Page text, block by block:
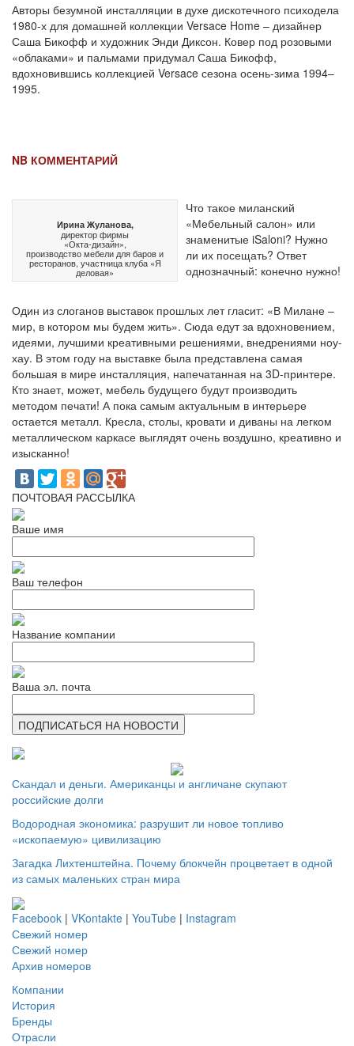
Авторы безумной инсталляции в духе дискотечного психодела
1980-х для домашней коллекции Versace Home – дизайнер
Саша Бикофф и художник Энди Диксон. Ковер под розовыми
«облаками» и пальмами придумал Саша Бикофф,
вдохновившись коллекцией Versace сезона осень-зима 1994–
1995.
NB КОММЕНТАРИЙ
Ирина Жуланова,
директор фирмы
«Окта-дизайн»,
производство мебели для баров и
ресторанов, участница клуба «Я
деловая»
Что такое миланский
«Мебельный салон» или
знаменитые iSaloni? Нужно
ли их посещать? Ответ
однозначный: конечно нужно!
Один из слоганов выставок прошлых лет гласит: «В Милане –
мир, в котором мы будем жить». Сюда едут за вдохновением,
идеями, лучшими креативными решениями, внедрениями ноу-
хау. В этом году на выставке была представлена самая
большая в мире инсталляция, напечатанная на 3D-принтере.
Кто знает, может, мебель будущего будут производить
методом печати! А пока самым актуальным в интерьере
остается металл. Кресла, столы, кровати и диваны на легком
металлическом каркасе выглядят очень воздушно, креативно и
изысканно!
ПОЧТОВАЯ РАССЫЛКА
Ваше имя
Ваш телефон
Название компании
Ваша эл. почта
Скандал и деньги. Американцы и англичане скупают
российские долги
Водородная экономика: разрушит ли новое топливо
«ископаемую» цивилизацию
Загадка Лихтенштейна. Почему блокчейн процветает в одной
из самых маленьких стран мира
Facebook | VKontakte | YouTube | Instagram
Свежий номер
Свежий номер
Архив номеров
Компании
История
Бренды
Отрасли